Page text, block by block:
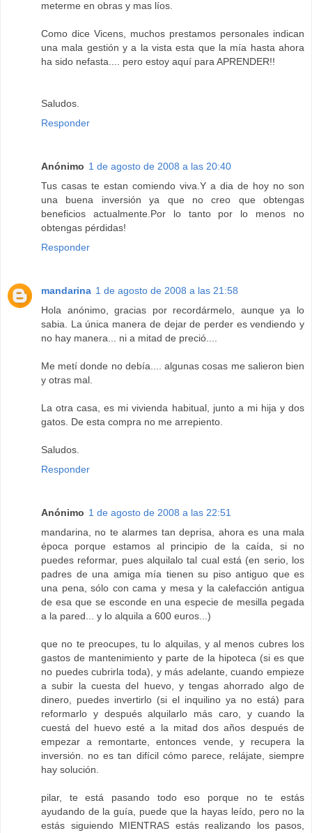
meterme en obras y mas líos.
Como dice Vicens, muchos prestamos personales indican
una mala gestión y a la vista esta que la mía hasta ahora
ha sido nefasta.... pero estoy aquí para APRENDER!!
Saludos.
Responder
Anónimo 1 de agosto de 2008 a las 20:40
Tus casas te estan comiendo viva.Y a dia de hoy no son
una buena inversión ya que no creo que obtengas
beneficios actualmente.Por lo tanto por lo menos no
obtengas pérdidas!
Responder
mandarina 1 de agosto de 2008 a las 21:58
Hola anónimo, gracias por recordármelo, aunque ya lo
sabia. La única manera de dejar de perder es vendiendo y
no hay manera... ni a mitad de preció....
Me metí donde no debía.... algunas cosas me salieron bien
y otras mal.
La otra casa, es mi vivienda habitual, junto a mi hija y dos
gatos. De esta compra no me arrepiento.
Saludos.
Responder
Anónimo 1 de agosto de 2008 a las 22:51
mandarina, no te alarmes tan deprisa, ahora es una mala
época porque estamos al principio de la caída, si no
puedes reformar, pues alquilalo tal cual está (en serio, los
padres de una amiga mía tienen su piso antiguo que es
una pena, sólo con cama y mesa y la calefacción antigua
de esa que se esconde en una especie de mesilla pegada
a la pared... y lo alquila a 600 euros...)
que no te preocupes, tu lo alquilas, y al menos cubres los
gastos de mantenimiento y parte de la hipoteca (si es que
no puedes cubrirla toda), y más adelante, cuando empieze
a subir la cuesta del huevo, y tengas ahorrado algo de
dinero, puedes invertirlo (si el inquilino ya no está) para
reformarlo y después alquilarlo más caro, y cuando la
cuestá del huevo esté a la mitad dos años después de
empezar a remontarte, entonces vende, y recupera la
inversión. no es tan difícil cómo parece, relájate, siempre
hay solución.
pilar, te está pasando todo eso porque no te estás
ayudando de la guía, puede que la hayas leído, pero no la
estás siguiendo MIENTRAS estás realizando los pasos,